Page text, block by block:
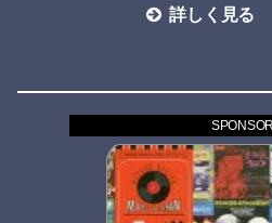
詳しく見る
SPONSOR